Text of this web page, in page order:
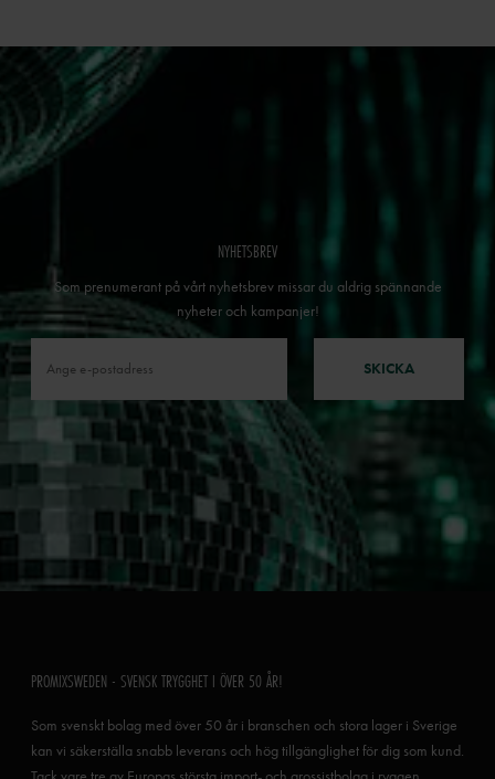
NYHETSBREV
Som prenumerant på vårt nyhetsbrev missar du aldrig spännande
nyheter och kampanjer!
SKICKA
PROMIXSWEDEN - SVENSK TRYGGHET I ÖVER 50 ÅR!
Som svenskt bolag med över 50 år i branschen och stora lager i Sverige
kan vi säkerställa snabb leverans och hög tillgänglighet för dig som kund.